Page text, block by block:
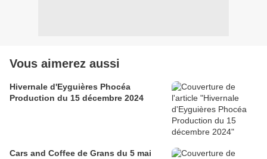
Vous aimerez aussi
Hivernale d'Eyguières Phocéa
Production du 15 décembre 2024
Cars and Coffee de Grans du 5 mai